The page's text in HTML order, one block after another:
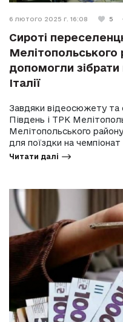
6 лютого 2025 г. 16:08 5
Сироті
Мелітопольського
допомогли зібрати
Італії
Завдяки відеосюжету та
Південь і ТРК
Мелітопольського
для поїздки на чемпіонат
Читати далі